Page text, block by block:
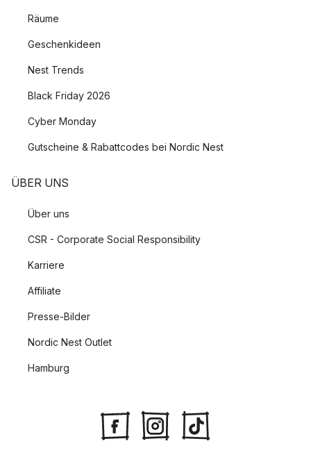
Räume
Geschenkideen
Nest Trends
Black Friday 2026
Cyber Monday
Gutscheine & Rabattcodes bei Nordic Nest
ÜBER UNS
Über uns
CSR - Corporate Social Responsibility
Karriere
Affiliate
Presse-Bilder
Nordic Nest Outlet
Hamburg